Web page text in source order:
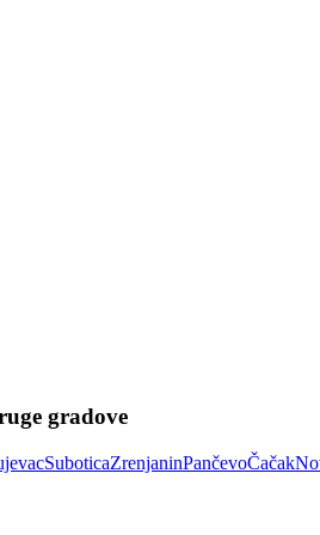
gradove
SuboticaZrenjaninPančevoČačak